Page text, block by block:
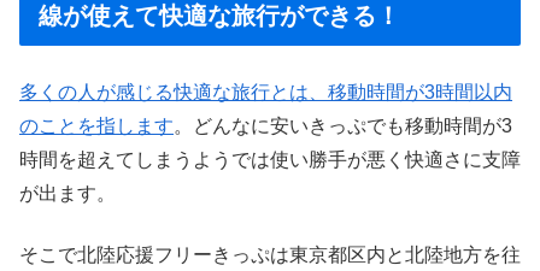
線が使えて快適な旅行ができる！
多くの人が感じる快適な旅行とは、移動時間が3時間以内
のことを指します。どんなに安いきっぷでも移動時間が3
時間を超えてしまうようでは使い勝手が悪く快適さに支障
が出ます。
そこで北陸応援フリーきっぷは東京都区内と北陸地方を往